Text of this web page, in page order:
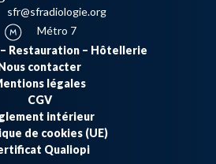
sfr@sfradiologie.org
Métro 7
– Restauration – Hôtellerie
contacter
légales
CGV
intérieur
de cookies (UE)
Qualiopi